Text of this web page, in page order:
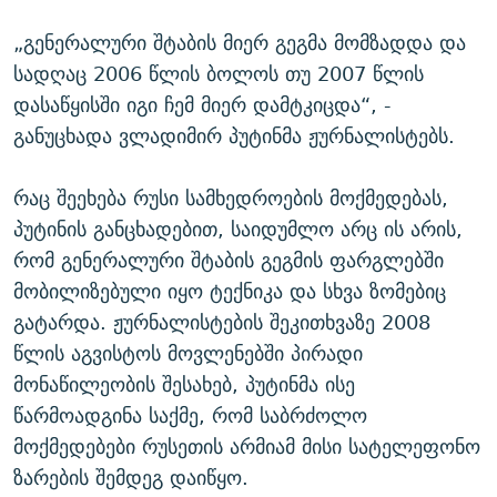
„გენერალური შტაბის მიერ გეგმა მომზადდა და
სადღაც 2006 წლის ბოლოს თუ 2007 წლის
დასაწყისში იგი ჩემ მიერ დამტკიცდა“, -
განუცხადა ვლადიმირ პუტინმა ჟურნალისტებს.
რაც შეეხება რუსი სამხედროების მოქმედებას,
პუტინის განცხადებით, საიდუმლო არც ის არის,
რომ გენერალური შტაბის გეგმის ფარგლებში
მობილიზებული იყო ტექნიკა და სხვა ზომებიც
გატარდა. ჟურნალისტების შეკითხვაზე 2008
წლის აგვისტოს მოვლენებში პირადი
მონაწილეობის შესახებ, პუტინმა ისე
წარმოადგინა საქმე, რომ საბრძოლო
მოქმედებები რუსეთის არმიამ მისი სატელეფონო
ზარების შემდეგ დაიწყო.